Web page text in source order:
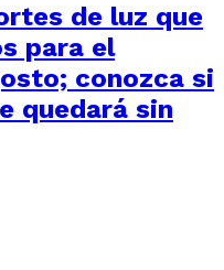
de luz que
para el
conozca si
quedará sin